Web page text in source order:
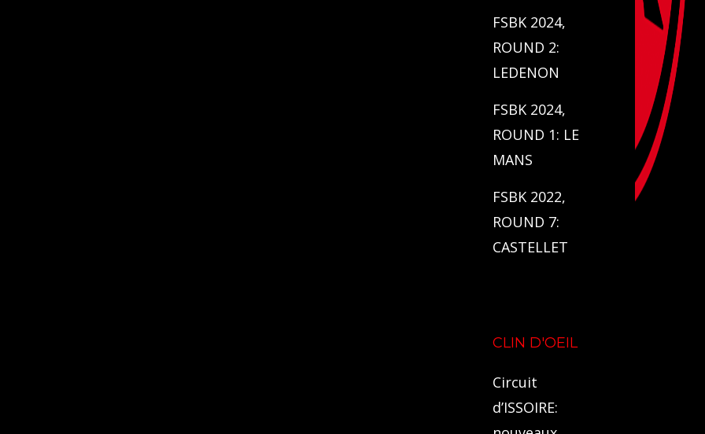
FSBK 2024,
ROUND 2:
LEDENON
FSBK 2024,
ROUND 1: LE
MANS
FSBK 2022,
ROUND 7:
CASTELLET
CLIN D'OEIL
Circuit
d’ISSOIRE: